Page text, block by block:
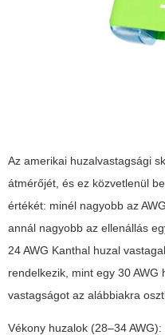
Az amerikai huzalvastagsági
átmérőjét, és ez közvetlenül
értékét: minél nagyobb az
annál nagyobb az ellenállás
24 AWG Kanthal huzal
rendelkezik, mint egy 30
vastagságot az alábbiakra
Vékony huzalok (28–34